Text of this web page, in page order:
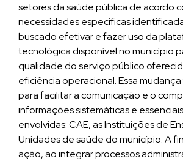
setores da saúde pública de acordo
necessidades especificas
buscado efetivar e fazer uso da
tecnológica disponível no município
qualidade do serviço público
eficiência operacional. Essa
para facilitar a comunicação e o
informações sistemáticas e
envolvidas: CAE, as Instituições de
Unidades de saúde do município. A
ação, ao integrar processos